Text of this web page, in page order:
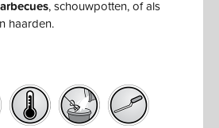
, schouwpotten, of als
haarden.